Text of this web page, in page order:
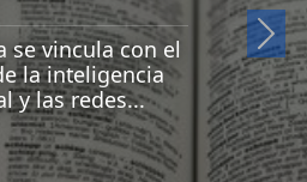
se vincula con el
la inteligencia
y las redes...